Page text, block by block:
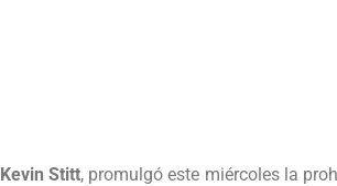
Kevin Stitt, promulgó este miércoles la